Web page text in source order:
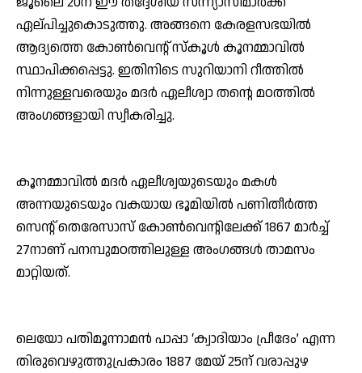
ഏല്പിച്ചുകൊടുത്തു. അങ്ങനെ കേരളസഭയില്‍
ആദ്യത്തെ കോണ്‍വെന്റ് സ്‌കൂള്‍ കൂനമ്മാവില്‍
സ്ഥാപിക്കപ്പെട്ടു. ഇതിനിടെ സുറിയാനി റീത്തില്‍
നിന്നുള്ളവരെയും മദര്‍ ഏലീശ്വാ തന്റെ മഠത്തില്‍
അംഗങ്ങളായി സ്വീകരിച്ചു.
കൂനമ്മാവില്‍ മദര്‍ ഏലീശ്വയുടെയും മകള്‍
അന്നയുടെയും വകയായ ഭൂമിയില്‍ പണിതീര്‍ത്ത
സെന്റ് തെരേസാസ് കോണ്‍വെന്റിലേക്ക് 1867 മാര്‍ച്ച്
27നാണ് പനമ്പുമഠത്തിലുള്ള അംഗങ്ങള്‍ താമസം
മാറ്റിയത്.
ലെയോ പതിമൂന്നാമന്‍ പാപ്പാ ‘ക്വാദിയാം പ്രീദേം’ എന്ന
തിരുവെഴുത്തുപ്രകാരം 1887 മേയ് 25ന് വരാപ്പുഴ